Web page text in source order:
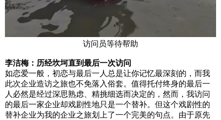
访问员等待帮助
李洁梅：历经坎坷直到最后一次访问
如恋爱一般，初恋与最后一人总是让你记忆最深刻的，而我
此次企业造访之旅也不免落入俗套。值得托付终身的最后一
人必然是经过深思熟虑、精挑细选而决定的，然而，我访问
的最后一家企业却戏剧性地只是一个替补。但这个戏剧性的
替补企业为我的企业之旅划上了一个完美的句点。由于原先